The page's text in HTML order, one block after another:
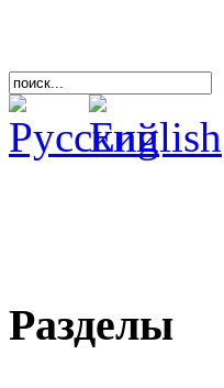
Разделы